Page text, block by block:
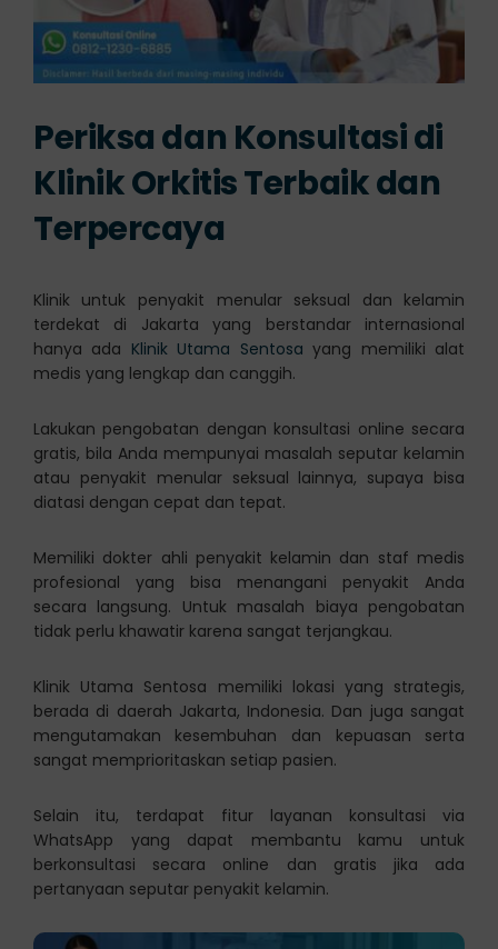
Periksa dan Konsultasi di
Klinik Orkitis Terbaik dan
Terpercaya
Klinik untuk penyakit menular seksual dan kelamin
terdekat di Jakarta yang berstandar internasional
hanya ada Klinik Utama Sentosa yang memiliki alat
medis yang lengkap dan canggih.
Lakukan pengobatan dengan konsultasi online secara
gratis, bila Anda mempunyai masalah seputar kelamin
atau penyakit menular seksual lainnya, supaya bisa
diatasi dengan cepat dan tepat.
Memiliki dokter ahli penyakit kelamin dan staf medis
profesional yang bisa menangani penyakit Anda
secara langsung. Untuk masalah biaya pengobatan
tidak perlu khawatir karena sangat terjangkau.
Klinik Utama Sentosa memiliki lokasi yang strategis,
berada di daerah Jakarta, Indonesia. Dan juga sangat
mengutamakan kesembuhan dan kepuasan serta
sangat memprioritaskan setiap pasien.
Selain itu, terdapat fitur layanan konsultasi via
WhatsApp yang dapat membantu kamu untuk
berkonsultasi secara online dan gratis jika ada
pertanyaan seputar penyakit kelamin.